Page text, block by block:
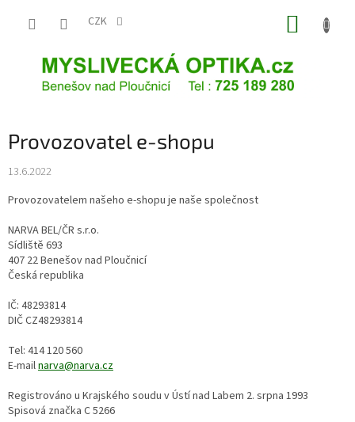
CZK
Provozovatel e-shopu
13.6.2022
Provozovatelem našeho e-shopu je naše společnost
NARVA BEL/ČR s.r.o.
Sídliště 693
407 22 Benešov nad Ploučnicí
Česká republika
IČ: 48293814
DIČ CZ48293814
Tel: 414 120 560
E-mailnarva@narva.cz
Registrováno u Krajského soudu v Ústí nad Labem 2. srpna 1993
Spisová značka C 5266